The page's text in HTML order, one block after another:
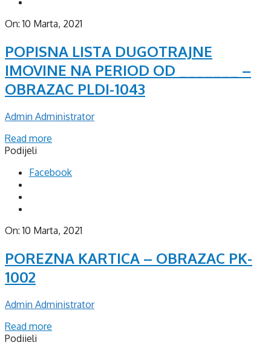
On: 10 Marta, 2021
POPISNA LISTA DUGOTRAJNE
IMOVINE NA PERIOD OD _______ –
OBRAZAC PLDI-1043
Admin Administrator
Read more
Podijeli
Facebook
On: 10 Marta, 2021
POREZNA KARTICA – OBRAZAC PK-
1002
Admin Administrator
Read more
Podijeli